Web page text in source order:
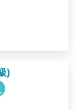
選。
及 Devang
Institute of
Assistant
of
)